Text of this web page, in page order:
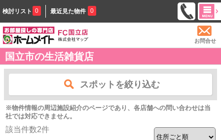
検討リスト 0 最近見た物件 0
お問合せ
国立市の生活雑貨店
スポットを絞り込む
※物件情報の周辺施設紹介のページであり、各店舗への問い合わせは当
社では対応できません。
該当件数2件